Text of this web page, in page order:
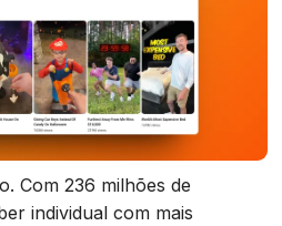
Com 236 milhões de
individual com mais